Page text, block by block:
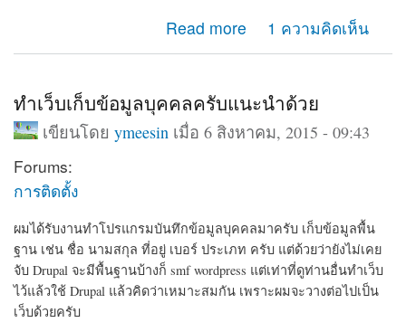
Read more
about ขนาด Font display ในแต่ละ browser และการ
Search เป็นภาษาไทย
1 ความคิดเห็น
ทำเว็บเก็บข้อมูลบุคคลครับแนะนำด้วย
เขียนโดย ymeesinเมื่อ 6 สิงหาคม, 2015 - 09:43
Forums:
การติดตั้ง
ผมได้รับงานทำโปรแกรมบันทึกข้อมูลบุคคลมาครับ เก็บข้อมูลพื้น
ฐาน เช่น ชื่อ นามสกุล ที่อยู่ เบอร์ ประเภท ครับ แต่ด้วยว่ายังไม่เคย
จับ Drupal จะมีพื้นฐานบ้างก็ smf wordpress แต่เท่าที่ดูท่านอื่นทำเว็บ
ไว้แล้วใช้ Drupal แล้วคิดว่าเหมาะสมกัน เพราะผมจะวางต่อไปเป็น
เว็บด้วยครับ